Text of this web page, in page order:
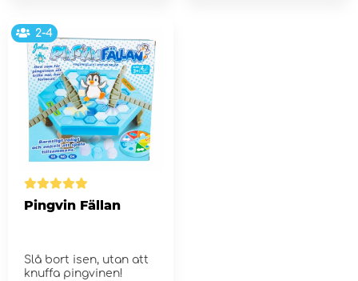
2-4
Pingvin Fällan
Slå bort isen, utan att
knuffa pingvinen!